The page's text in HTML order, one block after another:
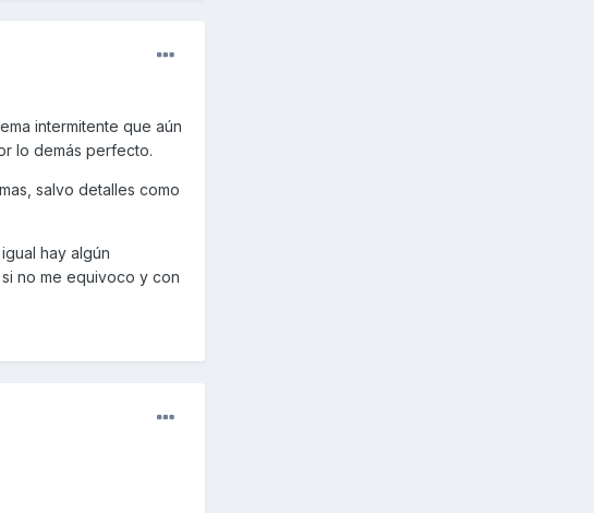
intermitente que aún
lo demás perfecto.
salvo detalles como
hay algún
no me equivoco y con